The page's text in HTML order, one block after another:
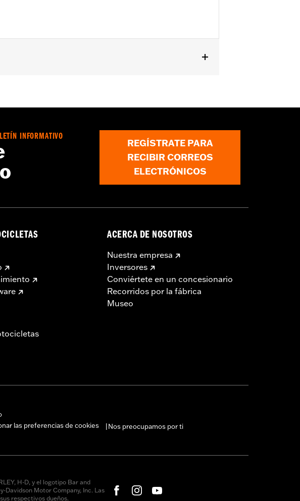
INFORMATIVO
REGÍSTRATE PARA
RECIBIR CORREOS
ELECTRÓNICOS
ACERCA DE NOSOTROS
Nuestra empresa
Inversores
Conviértete en un concesionario
Recorridos por la fábrica
Museo
las preferencias de cookies Nos preocupamos por ti
H-D, y el logotipo Bar and
Davidson Motor Company, Inc. Las
respectivos dueños.